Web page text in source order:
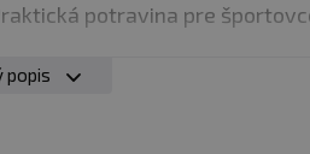
potravina pre
popis